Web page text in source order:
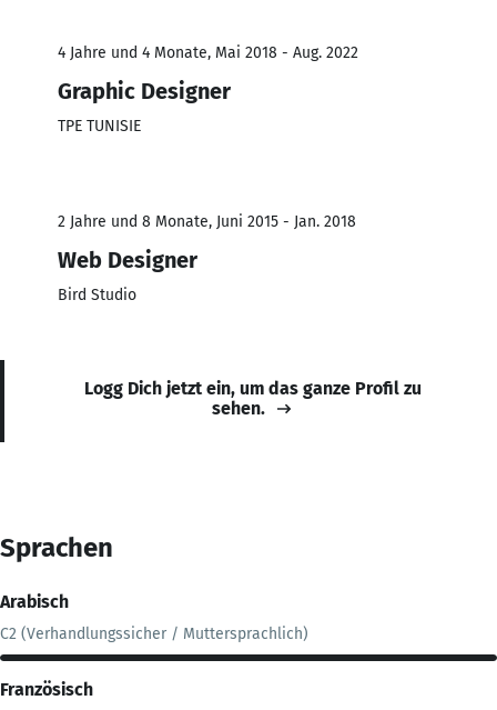
4 Jahre und 4 Monate, Mai 2018 - Aug. 2022
Graphic Designer
TPE TUNISIE
2 Jahre und 8 Monate, Juni 2015 - Jan. 2018
Web Designer
Bird Studio
Logg Dich jetzt ein, um das ganze Profil zu
sehen.
Sprachen
Arabisch
C2 (Verhandlungssicher / Muttersprachlich)
Französisch